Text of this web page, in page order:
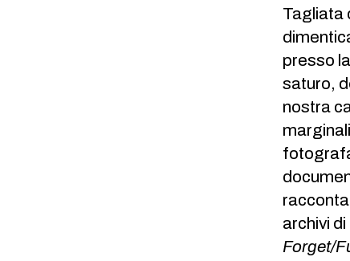
Tagliata
presso
saturo,
nostra
archivi
Forget/